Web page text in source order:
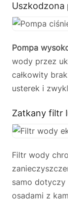
Uszkodzona
Pompa
wody przez
całkowity
usterek i
Zatkany filtr
Filtr wody
samo
osadami z